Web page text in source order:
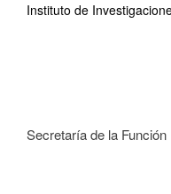
Instituto de
Secretaría de la Función